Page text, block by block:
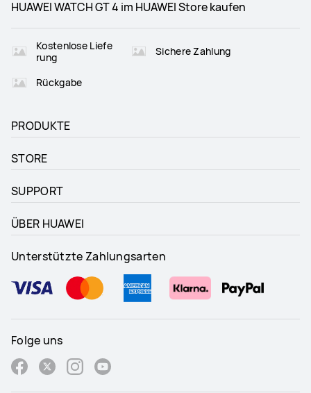
HUAWEI WATCH GT 4 im HUAWEI Store kaufen
Kostenlose Liefe
rung
Sichere Zahlung
Rückgabe
PRODUKTE
STORE
SUPPORT
ÜBER HUAWEI
Unterstützte Zahlungsarten
Folge uns